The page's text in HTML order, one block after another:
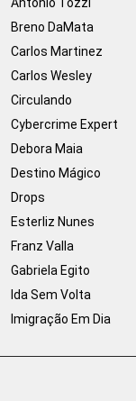
Breno DaMata
Carlos Martinez
Carlos Wesley
Circulando
Cybercrime Expert
Debora Maia
Destino Mágico
Drops
Esterliz Nunes
Franz Valla
Gabriela Egito
Ida Sem Volta
Imigração Em Dia